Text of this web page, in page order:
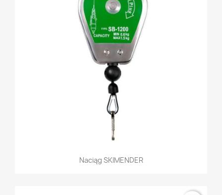
Naciąg SKIMENDER